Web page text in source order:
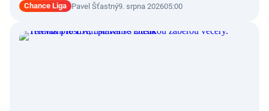
Chance Liga Pavel Šťastný9. srpna 202605:00